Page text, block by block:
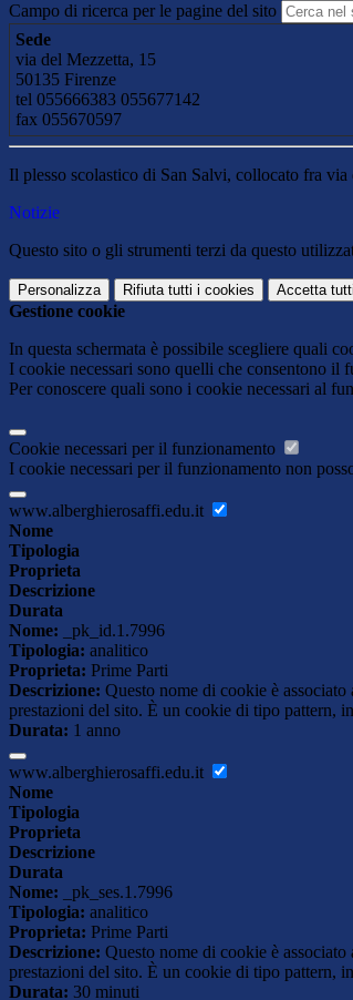
Campo di ricerca per le pagine del sito
Sede
via del Mezzetta, 15
50135 Firenze
tel 055666383 055677142
fax 055670597
Il plesso scolastico di San Salvi, collocato fra
Notizie
Questo sito o gli strumenti terzi da questo
Personalizza Rifiuta tutti i cookies Accetta tutti
Gestione cookie
In questa schermata è possibile scegliere quali
I cookie necessari sono quelli che consentono il
Per conoscere quali sono i cookie necessari al
Cookie necessari per il funzionamento
I cookie necessari per il funzionamento non
www.alberghierosaffi.edu.it
Nome
Tipologia
Proprieta
Descrizione
Durata
Nome: _pk_id.1.7996
Tipologia: analitico
Proprieta: Prime Parti
Descrizione: Questo nome di cookie è
prestazioni del sito. È un cookie di tipo pattern,
Durata: 1 anno
www.alberghierosaffi.edu.it
Nome
Tipologia
Proprieta
Descrizione
Durata
Nome: _pk_ses.1.7996
Tipologia: analitico
Proprieta: Prime Parti
Descrizione: Questo nome di cookie è
prestazioni del sito. È un cookie di tipo pattern,
Durata: 30 minuti